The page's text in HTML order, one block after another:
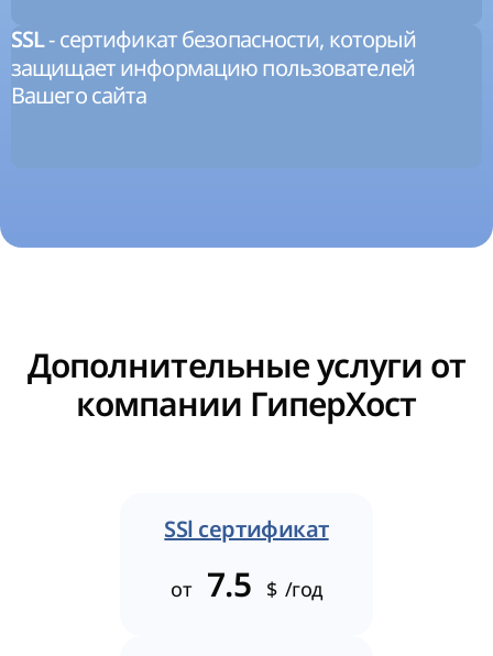
SSL- сертификат безопасности, который
защищает информацию пользователей
Вашего сайта
Дополнительные услуги от
компании ГиперХост
SSl сертификат
от 7.5 $ /год